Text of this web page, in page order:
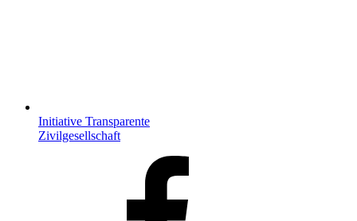
Initiative Transparente
Zivilgesellschaft